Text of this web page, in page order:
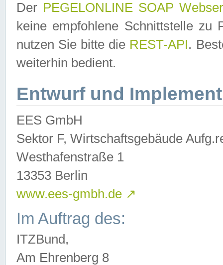
Der PEGELONLINE SOAP
keine empfohlene Schnittstelle zu
nutzen Sie bitte die REST-API.
weiterhin bedient.
Entwurf und
EES GmbH
Sektor F, Wirtschaftsgebäude
Westhafenstraße 1
13353 Berlin
www.ees-gmbh.de ↗
Im Auftrag des:
ITZBund,
Am Ehrenberg 8